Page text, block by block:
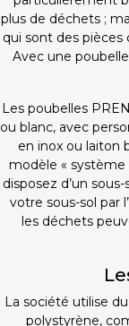
plus de déchets ;
qui sont des pièces
Avec une
Les poubelles
ou blanc, avec
en inox ou laiton
modèle « système
disposez d’un
votre sous-sol par
les déchets
La société utilise
polystyrène,